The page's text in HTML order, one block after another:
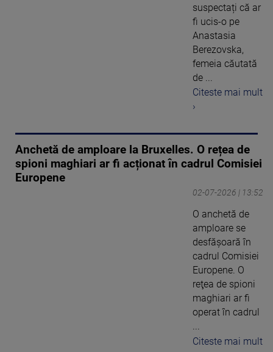
suspectați că ar
fi ucis-o pe
Anastasia
Berezovska,
femeia căutată
de ...
Citeste mai mult
›
Anchetă de amploare la Bruxelles. O rețea de
spioni maghiari ar fi acționat în cadrul Comisiei
Europene
02-07-2026 | 13:52
O anchetă de
amploare se
desfășoară în
cadrul Comisiei
Europene. O
reţea de spioni
maghiari ar fi
operat în cadrul
...
Citeste mai mult